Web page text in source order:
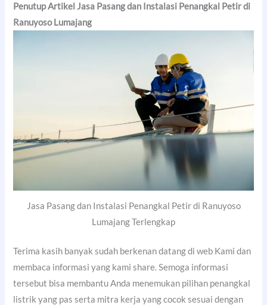
Penutup Artikel Jasa Pasang dan Instalasi Penangkal Petir di
Ranuyoso Lumajang
Jasa Pasang dan Instalasi Penangkal Petir di Ranuyoso
Lumajang Terlengkap
Terima kasih banyak sudah berkenan datang di web Kami dan
membaca informasi yang kami share. Semoga informasi
tersebut bisa membantu Anda menemukan pilihan penangkal
listrik yang pas serta mitra kerja yang cocok sesuai dengan